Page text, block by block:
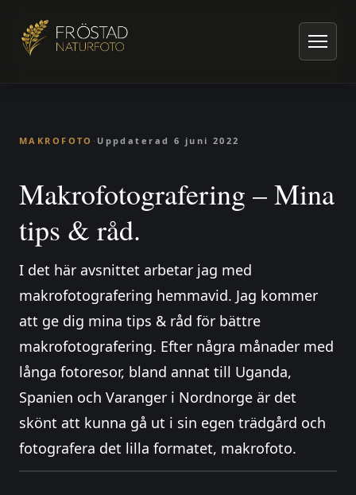
Artiklar om naturfoto
Makrofoto
Makrofotografering – Mina tips & råd.
MAKROFOTO · Uppdaterad 6 juni 2022
Makrofotografering – Mina
tips & råd.
I det här avsnittet arbetar jag med
makrofotografering hemmavid. Jag kommer
att ge dig mina tips & råd för bättre
makrofotografering. Efter några månader med
långa fotoresor, bland annat till Uganda,
Spanien och Varanger i Nordnorge är det
skönt att kunna gå ut i sin egen trädgård och
fotografera det lilla formatet, makrofoto.